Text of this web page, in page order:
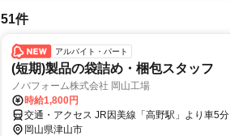
51件
アルバイト・パート
(短期)製品の袋詰め・梱包スタッフ
ノバフォーム株式会社 岡山工場
時給1,800円
交通・アクセス JR因美線「高野駅」より車5分
岡山県津山市